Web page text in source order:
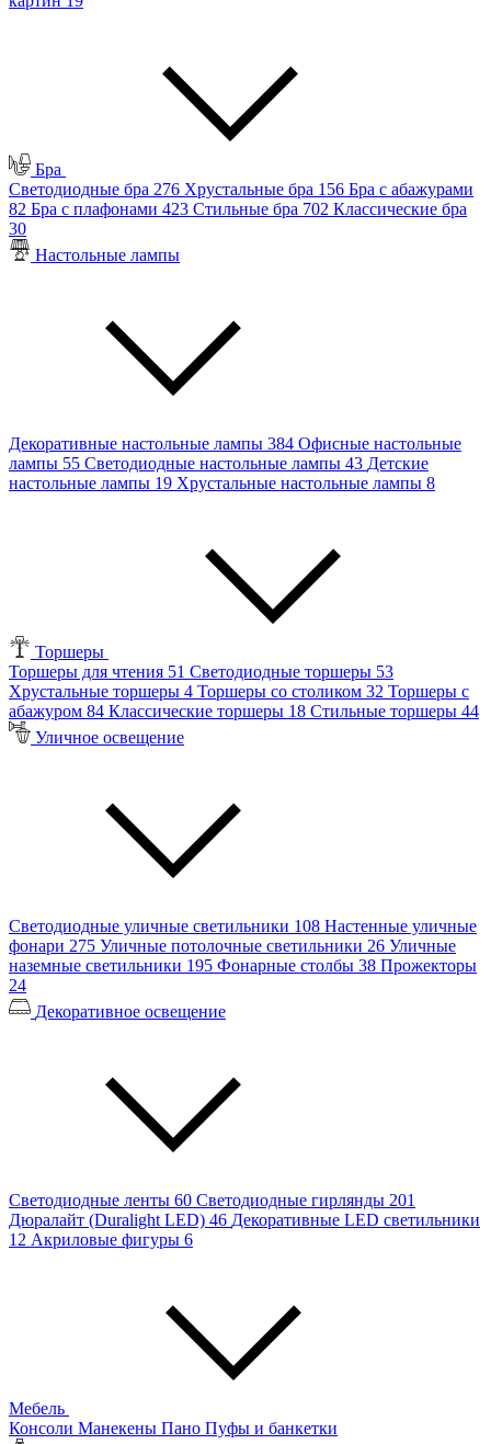
Бра
Светодиодные бра 276 Хрустальные бра 156 Бра с абажурами
82 Бра с плафонами 423 Стильные бра 702 Классические бра
30
Настольные лампы
Декоративные настольные лампы 384 Офисные настольные
лампы 55 Светодиодные настольные лампы 43 Детские
настольные лампы 19 Хрустальные настольные лампы 8
Торшеры
Торшеры для чтения 51 Светодиодные торшеры 53
Хрустальные торшеры 4 Торшеры со столиком 32 Торшеры с
абажуром 84 Классические торшеры 18 Стильные торшеры 44
Уличное освещение
Светодиодные уличные светильники 108 Настенные уличные
фонари 275 Уличные потолочные светильники 26 Уличные
наземные светильники 195 Фонарные столбы 38 Прожекторы
24
Декоративное освещение
Светодиодные ленты 60 Светодиодные гирлянды 201
Дюралайт (Duralight LED) 46 Декоративные LED светильники
12 Акриловые фигуры 6
Мебель
Консоли Манекены Пано Пуфы и банкетки